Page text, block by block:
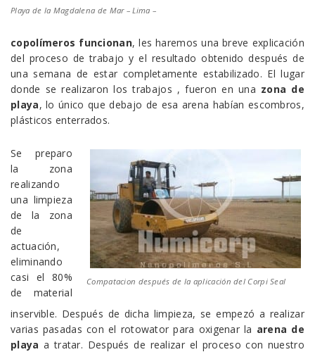
Playa de la Magdalena de Mar – Lima –
copolímeros funcionan, les haremos una breve explicación
del proceso de trabajo y el resultado obtenido después de
una semana de estar completamente estabilizado. El lugar
donde se realizaron los trabajos , fueron en una zona de
playa, lo único que debajo de esa arena habían escombros,
plásticos enterrados.
Compatacion después de la aplicación del Corpi Seal
Se preparo
la zona
realizando
una limpieza
de la zona
de
actuación,
eliminando
casi el 80%
de material
inservible. Después de dicha limpieza, se empezó a realizar
varias pasadas con el rotowator para oxigenar la arena de
playa a tratar. Después de realizar el proceso con nuestro